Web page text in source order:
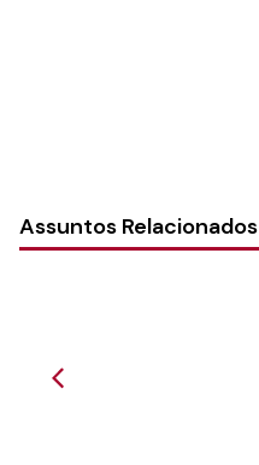
Assuntos Relacionados